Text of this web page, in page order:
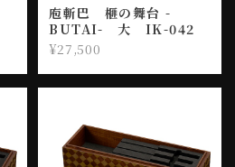
庖斬巴 榧の舞台 -
BUTAI- 大 IK-042
¥27,500